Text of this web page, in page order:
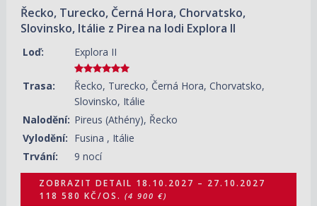
Řecko, Turecko, Černá Hora, Chorvatsko,
Slovinsko, Itálie z Pirea na lodi Explora II
Loď: Explora II
Trasa:
Řecko, Turecko, Černá Hora, Chorvatsko,
Slovinsko, Itálie
Nalodění: Pireus (Athény), Řecko
Vylodění: Fusina , Itálie
Trvání:
9 nocí
ZOBRAZIT DETAIL 18.10.2027 – 27.10.2027
118 580 KČ/OS. (4 900 €)